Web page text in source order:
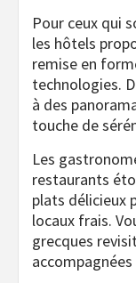
Pour ceux qui
les hôtels
remise en
technologies.
à des
touche de
Les
restaurants
plats délicieux
locaux frais.
grecques